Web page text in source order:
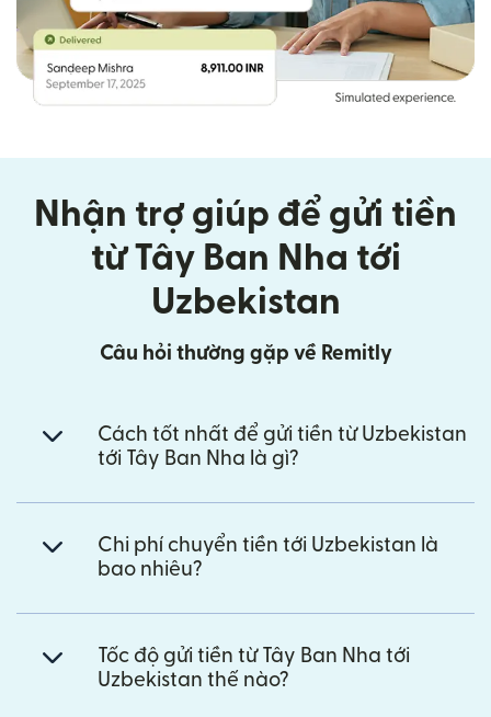
Nhận trợ giúp để gửi tiền
từ Tây Ban Nha tới
Uzbekistan
Câu hỏi thường gặp về Remitly
Cách tốt nhất để gửi tiền từ Uzbekistan
tới Tây Ban Nha là gì?
Chi phí chuyển tiền tới Uzbekistan là
bao nhiêu?
Tốc độ gửi tiền từ Tây Ban Nha tới
Uzbekistan thế nào?